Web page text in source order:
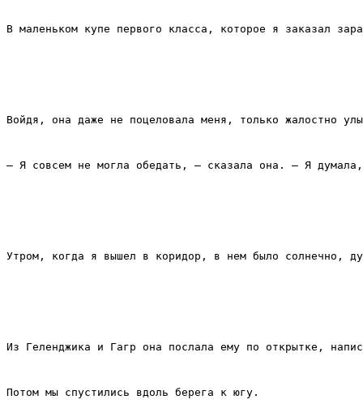
В маленьком купе первого класса, которое я заказал
Войдя, она даже не поцеловала меня, только жалостно
– Я совсем не могла обедать, – сказала она. – Я
Утром, когда я вышел в коридор, в нем было солнечно,
Из Геленджика и Гагр она послала ему по открытке,
Потом мы спустились вдоль берега к югу.